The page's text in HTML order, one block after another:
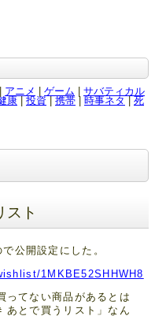
アニメ ゲーム
サバティカル
康 投資 携帯 | 時事ネタ
死
スト
公開設定にした。
1MKBE52SHHWH8
ってない商品があるとは
あとで買うリスト」なん